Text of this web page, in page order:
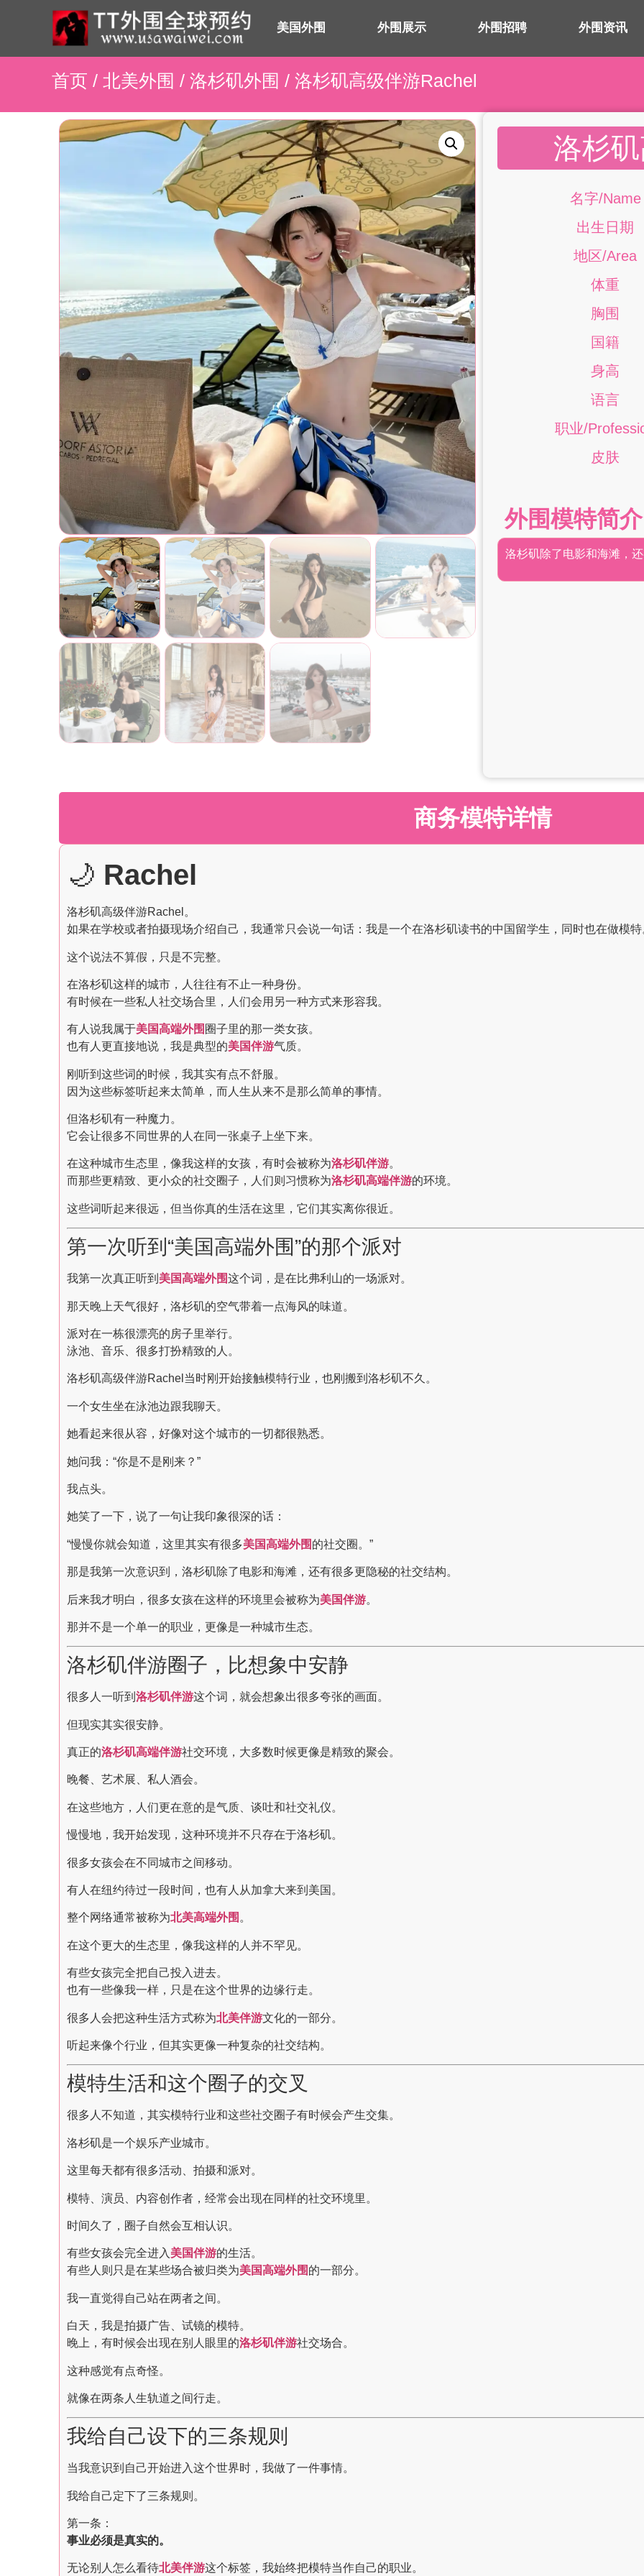
美国外围 外围展示 外围招聘 外围资讯
首页 / 北美外围 / 洛杉矶外围 / 洛杉矶高级伴游Rachel
洛杉
名字/Name
出生日期
地区/Area
体重
胸围
国籍
身高
语言
职业/
皮肤
外围模特简介
洛杉矶除了电影和海滩，
商务模特详情
🌙 Rachel
洛杉矶高级伴游Rachel。
如果在学校或者拍摄现场介绍自己，我通常只会说一句话：我是一个在洛杉矶读书的中国留学生，同时也在做模特
这个说法不算假，只是不完整。
在洛杉矶这样的城市，人往往有不止一种身份。
有时候在一些私人社交场合里，人们会用另一种方式来形容我。
有人说我属于美国高端外围 圈子里的那一类女孩。
也有人更直接地说，我是典型的美国伴游气质。
刚听到这些词的时候，我其实有点不舒服。
因为这些标签听起来太简单，而人生从来不是那么简单的事情。
但洛杉矶有一种魔力。
它会让很多不同世界的人在同一张桌子上坐下来。
在这种城市生态里，像我这样的女孩，有时会被称为洛杉矶伴游。
而那些更精致、更小众的社交圈子，人们则习惯称为洛杉矶高端伴游的环境。
这些词听起来很远，但当你真的生活在这里，它们其实离你很近。
第一次听到“美国高端外围”的那个派对
我第一次真正听到 美国高端外围这个词，是在比弗利山的一场派对。
那天晚上天气很好，洛杉矶的空气带着一点海风的味道。
派对在一栋很漂亮的房子里举行。
泳池、音乐、很多打扮精致的人。
洛杉矶高级伴游Rachel当时刚开始接触模特行业，也刚搬到洛杉矶不久。
一个女生坐在泳池边跟我聊天。
她看起来很从容，好像对这个城市的一切都很熟悉。
她问我：“你是不是刚来？”
我点头。
她笑了一下，说了一句让我印象很深的话：
“慢慢你就会知道，这里其实有很多美国高端外围 的社交圈。”
那是我第一次意识到，洛杉矶除了电影和海滩，还有很多更隐秘的社交结构。
后来我才明白，很多女孩在这样的环境里会被称为美国伴游。
那并不是一个单一的职业，更像是一种城市生态。
洛杉矶伴游圈子，比想象中安静
很多人一听到 洛杉矶伴游这个词，就会想象出很多夸张的画面。
但现实其实很安静。
真正的洛杉矶高端伴游社交环境，大多数时候更像是精致的聚会。
晚餐、艺术展、私人酒会。
在这些地方，人们更在意的是气质、谈吐和社交礼仪。
慢慢地，我开始发现，这种环境并不只存在于洛杉矶。
很多女孩会在不同城市之间移动。
有人在纽约待过一段时间，也有人从加拿大来到美国。
整个网络通常被称为北美高端外围 。
在这个更大的生态里，像我这样的人并不罕见。
有些女孩完全把自己投入进去。
也有一些像我一样，只是在这个世界的边缘行走。
很多人会把这种生活方式称为北美伴游文化的一部分。
听起来像个行业，但其实更像一种复杂的社交结构。
模特生活和这个圈子的交叉
很多人不知道，其实模特行业和这些社交圈子有时候会产生交集。
洛杉矶是一个娱乐产业城市。
这里每天都有很多活动、拍摄和派对。
模特、演员、内容创作者，经常会出现在同样的社交环境里。
时间久了，圈子自然会互相认识。
有些女孩会完全进入 美国伴游的生活。
有些人则只是在某些场合被归类为美国高端外围 的一部分。
我一直觉得自己站在两者之间。
白天，我是拍摄广告、试镜的模特。
晚上，有时候会出现在别人眼里的洛杉矶伴游社交场合。
这种感觉有点奇怪。
就像在两条人生轨道之间行走。
我给自己设下的三条规则
当我意识到自己开始进入这个世界时，我做了一件事情。
我给自己定下了三条规则。
第一条：
事业必须是真实的。
无论别人怎么看待北美伴游这个标签，我始终把模特当作自己的职业。